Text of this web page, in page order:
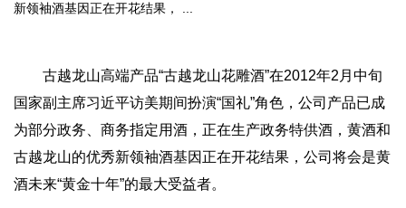
新领袖酒基因正在开花结果， ...
古越龙山高端产品“古越龙山花雕酒”在2012年2月中旬
国家副主席习近平访美期间扮演“国礼”角色，公司产品已成
为部分政务、商务指定用酒，正在生产政务特供酒，黄酒和
古越龙山的优秀新领袖酒基因正在开花结果，公司将会是黄
酒未来“黄金十年”的最大受益者。